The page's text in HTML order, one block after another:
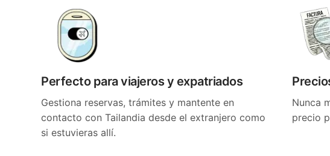
Perfecto para viajeros y expatriados
Gestiona reservas, trámites y mantente en
contacto con Tailandia desde el extranjero como
si estuvieras allí.
Nunca
precio